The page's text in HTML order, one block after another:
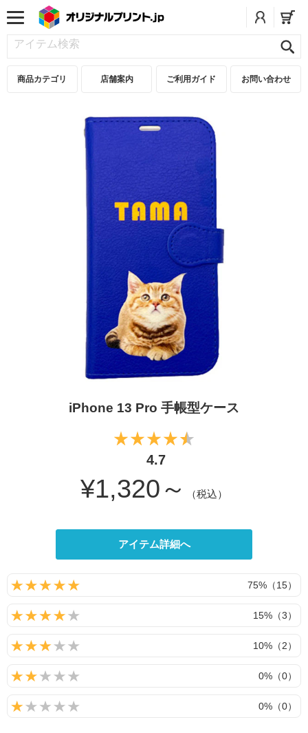
商品カテゴリ 店舗案内 ご利用ガイド お問い合わせ
iPhone 13 Pro 手帳型ケース
4.7
¥1,320～ （税込）
アイテム詳細へ
75%（15）
15%（3）
10%（2）
0%（0）
0%（0）